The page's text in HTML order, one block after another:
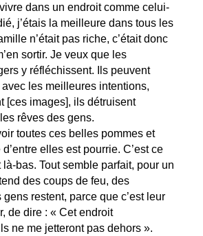
dans un endroit comme celui-
j’étais la meilleure dans tous les
n’était pas riche, c’était donc
sortir. Je veux que les
y réfléchissent. Ils peuvent
les meilleures intentions,
[ces images], ils détruisent
rêves des gens.
toutes ces belles pommes et
elles est pourrie. C’est ce
là-bas. Tout semble parfait, pour un
des coups de feu, des
restent, parce que c’est leur
de dire : « Cet endroit
ne me jetteront pas dehors ».